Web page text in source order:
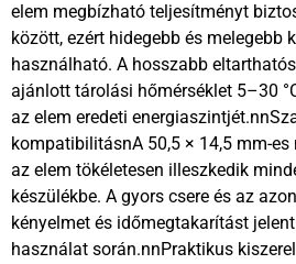
elem megbízható teljesítményt
között, ezért hidegebb és melegebb
használható. A hosszabb
ajánlott tárolási hőmérséklet 5–30
az elem eredeti
kompatibilitásnA 50,5 × 14,5 mm-
az elem tökéletesen illeszkedik
készülékbe. A gyors csere és az
kényelmet és időmegtakarítást
használat során.nnPraktikus